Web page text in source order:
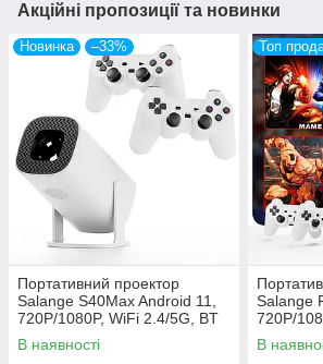
Акційні пропозиції та новинки
Новинка –33%
Портативний проектор
Salange S40Max Android 11,
720P/1080P, WiFi 2.4/5G, BT
5.1, 160 ANSI, домашній
кінотеатр
В наявності
Топ
Salange
720P/
WiFi, 150
кінотеатр
В